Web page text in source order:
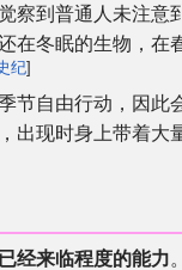
察到普通人未注意
在冬眠的生物，在
纪]
节自由行动，因此
出现时身上带着大
经来临程度的能力。